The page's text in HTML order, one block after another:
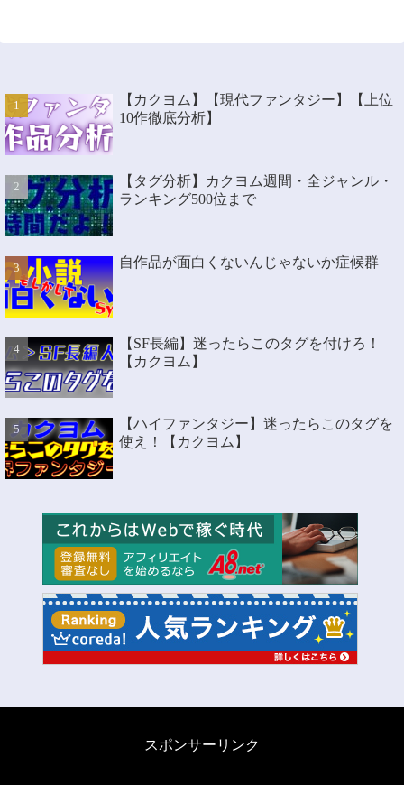
【カクヨム】【現代ファンタジー】【上位
10作徹底分析】
【タグ分析】カクヨム週間・全ジャンル・
ランキング500位まで
自作品が面白くないんじゃないか症候群
【SF長編】迷ったらこのタグを付けろ！
【カクヨム】
【ハイファンタジー】迷ったらこのタグを
使え！【カクヨム】
スポンサーリンク